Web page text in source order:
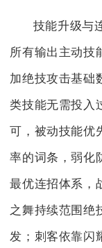
技能升级与
所有输出主动技
加绝技攻击基础
类技能无需投入
可，被动技能优
率的词条，弱化
最优连招体系，
之舞持续范围绝
发；刺客依靠闪